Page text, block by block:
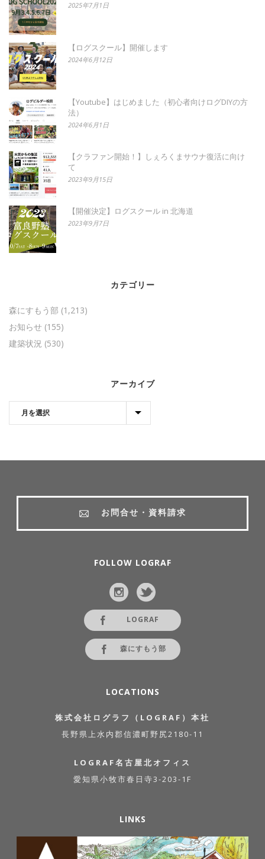
2025年7月1日
【ログスクール】開催します
2024年6月12日
【Youtube】はじめました（初心者向けログDIYの方
法）
2024年6月1日
【クラファン開始！】しぇろくまサウナ復活に向け
て
2023年9月15日
【開催決定】ログスクール in 北海道
2023年9月7日
カテゴリー
森にすもう部 (1,213)
お知らせ (155)
建築状況 (530)
アーカイブ
お問合せ・資料請求
FOLLOW LOGRAF
LOGRAF
森にすもう部
LOCATIONS
株式会社ログラフ（LOGRAF）本社
長野県上水内郡信濃町野尻2180-11
LOGRAF名古屋北オフィス
愛知県小牧市春日寺3-203-1F
LINKS